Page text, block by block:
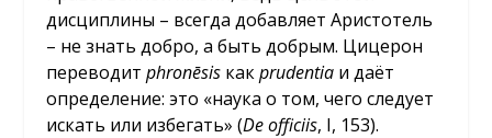
дисциплины – всегда добавляет Аристотель
– не знать добро, а быть добрым. Цицерон
переводитphronēsis какprudentia и даёт
определение: это «наука о том, чего следует
искать или избегать» (De officiis, I, 153).